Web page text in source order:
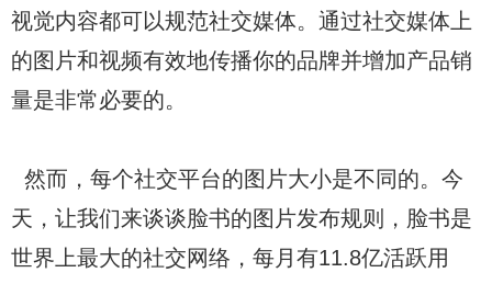
视觉内容都可以规范社交媒体。通过社交媒体上
的图片和视频有效地传播你的品牌并增加产品销
量是非常必要的。
然而，每个社交平台的图片大小是不同的。今
天，让我们来谈谈脸书的图片发布规则，脸书是
世界上最大的社交网络，每月有11.8亿活跃用